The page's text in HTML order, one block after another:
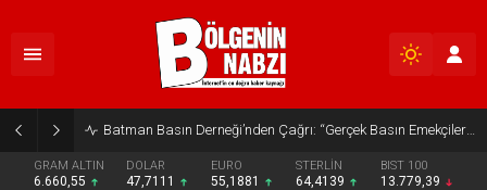
Batman Basın Derneği’nden Çağrı: “Gerçek Basın Emekçileri Desteklenmeli”
GRAM ALTIN
6.660,55
DOLAR
47,7111
EURO
55,1881
STERLİN
64,4139
BIST 100
13.779,39